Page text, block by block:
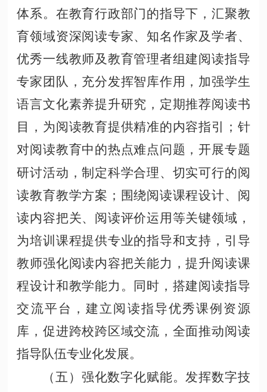
体系。在教育行政部门的指导下，汇聚教
育领域资深阅读专家、知名作家及学者、
优秀一线教师及教育管理者组建阅读指导
专家团队，充分发挥智库作用，加强学生
语言文化素养提升研究，定期推荐阅读书
目，为阅读教育提供精准的内容指引；针
对阅读教育中的热点难点问题，开展专题
研讨活动，制定科学合理、切实可行的阅
读教育教学方案；围绕阅读课程设计、阅
读内容把关、阅读评价运用等关键领域，
为培训课程提供专业的指导和支持，引导
教师强化阅读内容把关能力，提升阅读课
程设计和教学能力。同时，搭建阅读指导
交流平台，建立阅读指导优秀课例资源
库，促进跨校跨区域交流，全面推动阅读
指导队伍专业化发展。
（五）强化数字化赋能。发挥数字技